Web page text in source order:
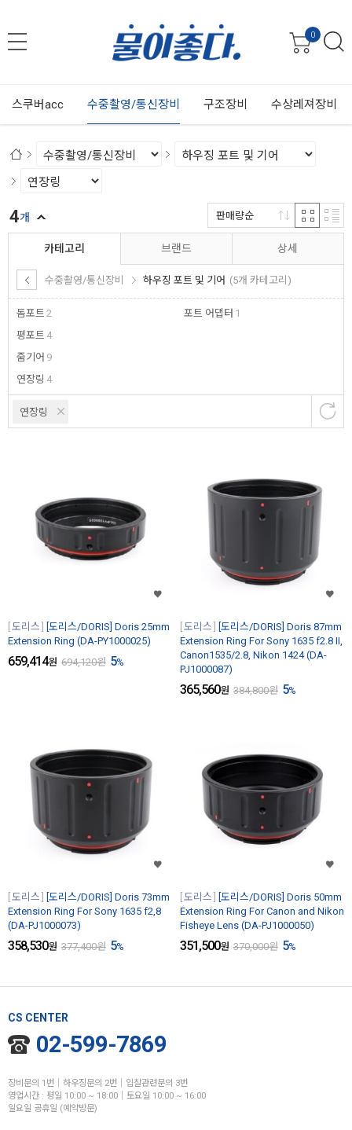
0
스쿠버acc 수중촬영/통신장비 구조장비 수상레져장비
카테고리
수중촬영/통신장비 하우징 포트 및 기어 (5개 카테고리)
돔포트 2
평포트 4
줌기어 9
연장링 4
포트 어댑터 1
브랜드 상세
연장링
4개 판매량순
도리스
[도리스/DORIS] Doris 25mm
Extension Ring (DA-PY1000025)
659,414원 694,120원 5%
도리스
[도리스/DORIS] Doris 87mm
Extension Ring For Sony 1635 f2.8 II,
Canon1535/2.8, Nikon 1424 (DA-
PJ1000087)
365,560원 384,800원 5%
도리스
[도리스/DORIS] Doris 73mm
Extension Ring For Sony 1635 f2,8
(DA-PJ1000073)
358,530원 377,400원 5%
도리스
[도리스/DORIS] Doris 50mm
Extension Ring For Canon and Nikon
Fisheye Lens (DA-PJ1000050)
351,500원 370,000원 5%
CS CENTER
02-599-7869
장비문의 1번│하우징문의 2번│입찰관련문의 3번
영업시간 : 평일 10:00 ~ 18:00│토요일 10:00 ~ 16:00
일요일 공휴일 (예약방문)